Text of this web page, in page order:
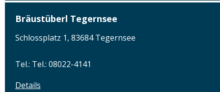
Bräustüberl Tegernsee
Schlossplatz 1, 83684 Tegernsee
Tel.: Tel.: 08022-4141
Details